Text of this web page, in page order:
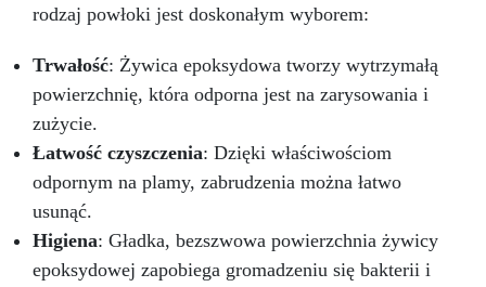
rodzaj powłoki jest doskonałym wyborem:
Trwałość: Żywica epoksydowa tworzy wytrzymałą
powierzchnię, która odporna jest na zarysowania i
zużycie.
Łatwość czyszczenia: Dzięki właściwościom
odpornym na plamy, zabrudzenia można łatwo
usunąć.
Higiena: Gładka, bezszwowa powierzchnia żywicy
epoksydowej zapobiega gromadzeniu się bakterii i